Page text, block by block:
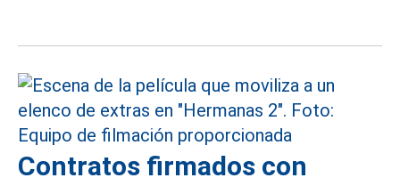
Contratos firmados con